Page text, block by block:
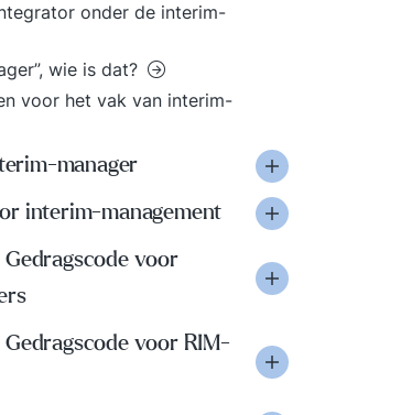
onder de interim-
wie is dat?
voor het vak van interim-
manager
interim-management
Gedragscode voor
Gedragscode voor RIM-